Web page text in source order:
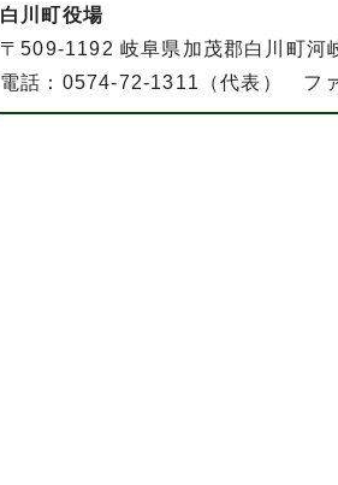
白川町役場
〒509-1192 岐阜県加茂郡白川町河
電話：0574-72-1311（代表） フ